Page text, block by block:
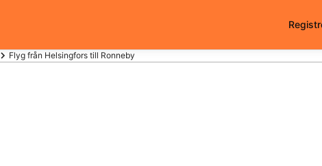
Flyg från Helsingfors till Ronneby